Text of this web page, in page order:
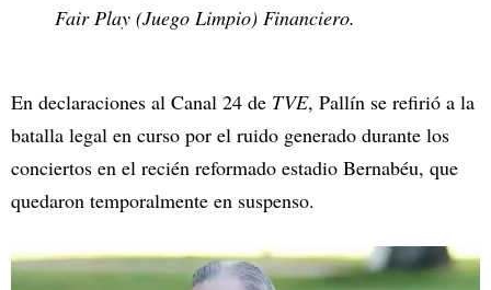
Fair Play (Juego Limpio) Financiero.
En declaraciones al Canal 24 de TVE, Pallín se refirió a la
batalla legal en curso por el ruido generado durante los
conciertos en el recién reformado estadio Bernabéu, que
quedaron temporalmente en suspenso.